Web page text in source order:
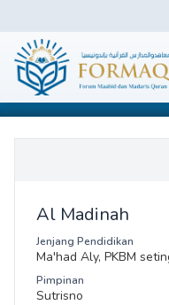
content
FORMAQIN
Al Madinah
Jenjang Pendidikan
Ma'had Aly, PKBM
Pimpinan
Sutrisno